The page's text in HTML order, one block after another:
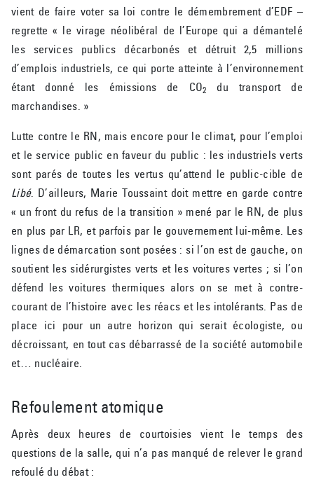
vient de faire voter sa loi contre le démembrement d’EDF –
regrette « le virage néolibéral de l’Europe qui a démantelé
les services publics décarbonés et détruit 2,5 millions
d’emplois industriels, ce qui porte atteinte à l’environnement
étant donné les émissions de CO2
du transport de
marchandises. »
Lutte contre le RN, mais encore pour le climat, pour l’emploi
et le service public en faveur du public : les industriels verts
sont parés de toutes les vertus qu’attend le public-cible de
Libé. D’ailleurs, Marie Toussaint doit mettre en garde contre
« un front du refus de la transition » mené par le RN, de plus
en plus par LR, et parfois par le gouvernement lui-même. Les
lignes de démarcation sont posées : si l’on est de gauche, on
soutient les sidérurgistes verts et les voitures vertes ; si l’on
défend les voitures thermiques alors on se met à contre-
courant de l’histoire avec les réacs et les intolérants. Pas de
place ici pour un autre horizon qui serait écologiste, ou
décroissant, en tout cas débarrassé de la société automobile
et… nucléaire.
Refoulement atomique
Après deux heures de courtoisies vient le temps des
questions de la salle, qui n’a pas manqué de relever le grand
refoulé du débat :